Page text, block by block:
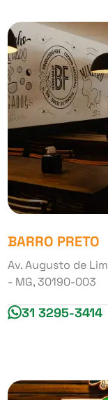
BARRO PRETO
Av. Augusto de
- MG, 30190-003
31 3295-3414